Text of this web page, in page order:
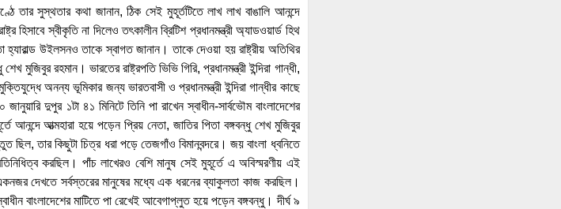
তার সুস্থতার কথা জানান, ঠিক সেই মুহূর্তটিতে লাখ লাখ বাঙালি আনন্দে
হিসাবে স্বীকৃতি না দিলেও তৎকালীন ব্রিটিশ প্রধানমন্ত্রী অ্যাডওয়ার্ড হিথ
হ্যারাল্ড উইলসনও তাকে স্বাগত জানান। তাকে দেওয়া হয় রাষ্ট্রীয় অতিথির
মুজিবুর রহমান। ভারতের রাষ্ট্রপতি ভিভি গিরি, প্রধানমন্ত্রী ইন্দিরা গান্ধী,
অনন্য ভূমিকার জন্য ভারতবাসী ও প্রধানমন্ত্রী ইন্দিরা গান্ধীর কাছে
দুপুর ১টা ৪১ মিনিটে তিনি পা রাখেন স্বাধীন-সার্বভৌম বাংলাদেশের
আনন্দে আত্মহারা হয়ে পড়েন প্রিয় নেতা, জাতির পিতা বঙ্গবন্ধু শেখ মুজিবুর
তার কিছুটা চিত্র ধরা পড়ে তেজগাঁও বিমানবন্দরে। জয় বাংলা ধ্বনিতে
করছিল। পাঁচ লাখেরও বেশি মানুষ সেই মুহূর্তে এ অবিস্মরণীয় এই
দেখতে সর্বস্তরের মানুষের মধ্যে এক ধরনের ব্যাকুলতা কাজ করছিল।
বাংলাদেশের মাটিতে পা রেখেই আবেগাপ্লুত হয়ে পড়েন বঙ্গবন্ধু। দীর্ঘ ৯